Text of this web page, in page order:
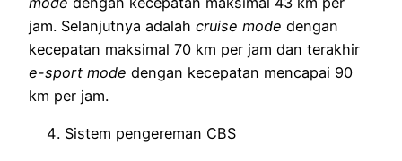
jam. Selanjutnya adalah cruise mode dengan
kecepatan maksimal 70 km per jam dan terakhir
e-sport mode dengan kecepatan mencapai 90
km per jam.
Sistem pengereman CBS